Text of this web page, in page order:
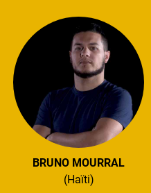
BRUNO MOURRAL
(Haïti)